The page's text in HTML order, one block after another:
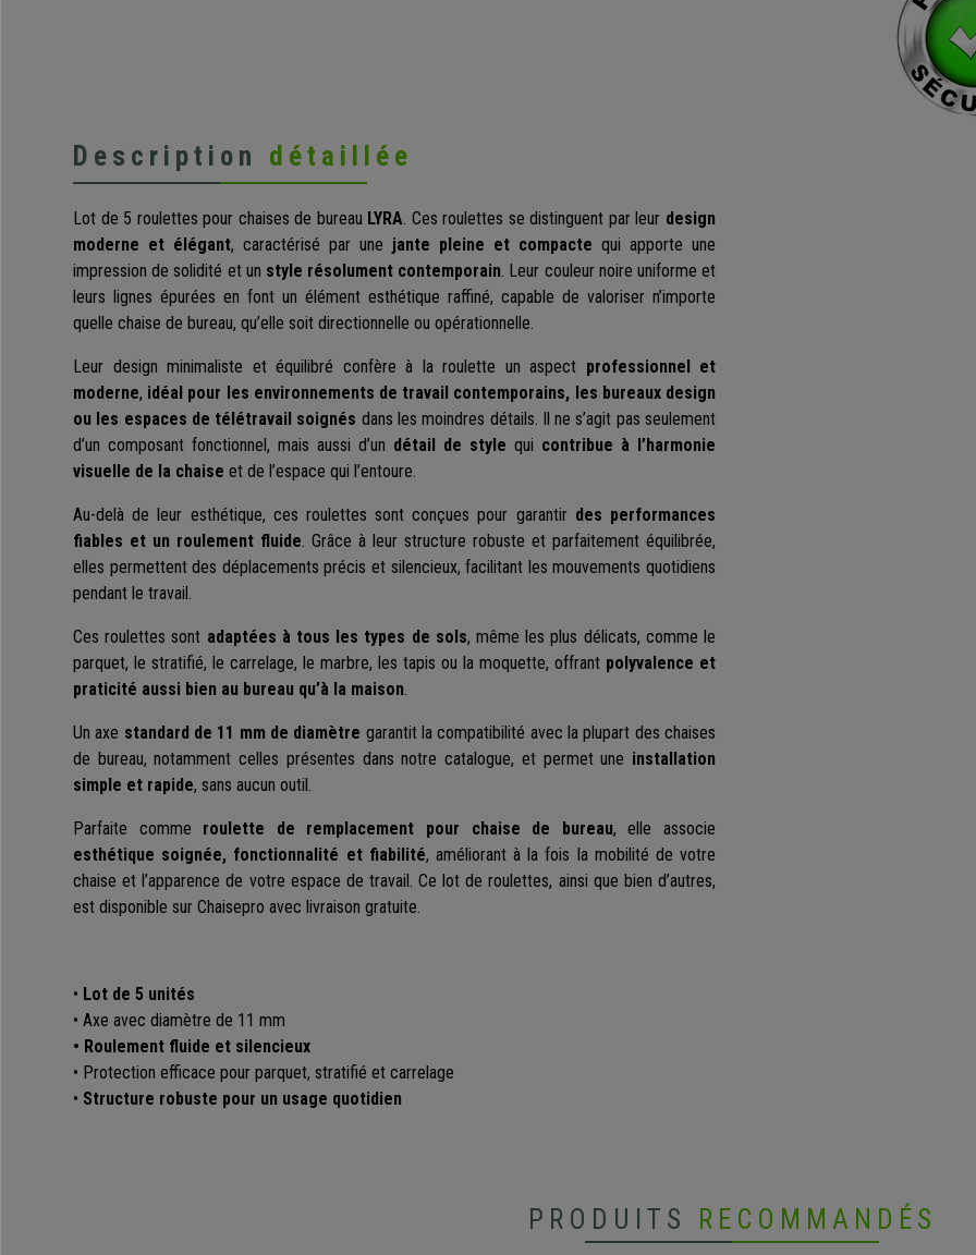
Description détaillée
Lot de 5 roulettes pour chaises de bureau LYRA. Ces roulettes se distinguent par leur design
moderne et élégant, caractérisé par une jante pleine et compacte qui apporte une
impression de solidité et un style résolument contemporain. Leur couleur noire uniforme et
leurs lignes épurées en font un élément esthétique raffiné, capable de valoriser n’importe
quelle chaise de bureau, qu’elle soit directionnelle ou opérationnelle.
Leur design minimaliste et équilibré confère à la roulette un aspect professionnel et
moderne, idéal pour les environnements de travail contemporains, les bureaux design
ou les espaces de télétravail soignés dans les moindres détails. Il ne s’agit pas seulement
d’un composant fonctionnel, mais aussi d’un détail de style qui contribue à l’harmonie
visuelle de la chaise et de l’espace qui l’entoure.
Au-delà de leur esthétique, ces roulettes sont conçues pour garantir des performances
fiables et un roulement fluide. Grâce à leur structure robuste et parfaitement équilibrée,
elles permettent des déplacements précis et silencieux, facilitant les mouvements quotidiens
pendant le travail.
Ces roulettes sont adaptées à tous les types de sols, même les plus délicats, comme le
parquet, le stratifié, le carrelage, le marbre, les tapis ou la moquette, offrant polyvalence et
praticité aussi bien au bureau qu’à la maison.
Un axe standard de 11 mm de diamètre garantit la compatibilité avec la plupart des chaises
de bureau, notamment celles présentes dans notre catalogue, et permet une installation
simple et rapide, sans aucun outil.
Parfaite comme roulette de remplacement pour chaise de bureau, elle associe
esthétique soignée, fonctionnalité et fiabilité, améliorant à la fois la mobilité de votre
chaise et l’apparence de votre espace de travail. Ce lot de roulettes, ainsi que bien d’autres,
est disponible sur Chaisepro avec livraison gratuite.
• Lot de 5 unités
• Axe avec diamètre de 11 mm
• Roulement fluide et silencieux
• Protection efficace pour parquet, stratifié et carrelage
• Structure robuste pour un usage quotidien
PRODUITS RECOMMANDÉS